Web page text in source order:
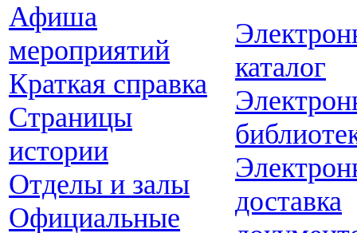
Афиша
мероприятий
Краткая справка
Страницы
истории
Отделы и залы
Официальные
каталог
доставка